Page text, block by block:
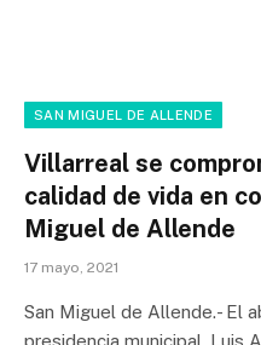
SAN MIGUEL DE ALLENDE
Villarreal se
calidad de vida en
Miguel de Allende
17 mayo, 2021
San Miguel de Allende.- El